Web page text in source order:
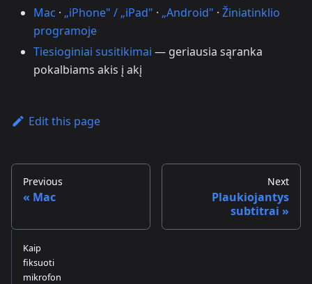
Mac · „iPhone" / „iPad" · „Android" · Žiniatinklio
programoje
Tiesioginiai susitikimai — geriausia sąranka
pokalbiams akis į akį
Edit this page
Previous
Mac
Next
Plaukiojantys
subtitrai
Kaip
fiksuoti
mikrofon